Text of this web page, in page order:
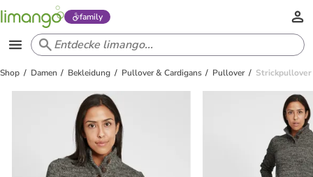
family
Shop Damen Bekleidung Pullover & Cardigans Pullover